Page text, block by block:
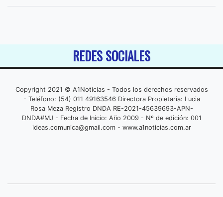
REDES SOCIALES
Copyright 2021 © A1Noticias - Todos los derechos reservados
- Teléfono: (54) 011 49163546 Directora Propietaria: Lucia
Rosa Meza Registro DNDA RE-2021-45639693-APN-
DNDA#MJ - Fecha de Inicio: Año 2009 - Nº de edición: 001
ideas.comunica@gmail.com- www.a1noticias.com.ar